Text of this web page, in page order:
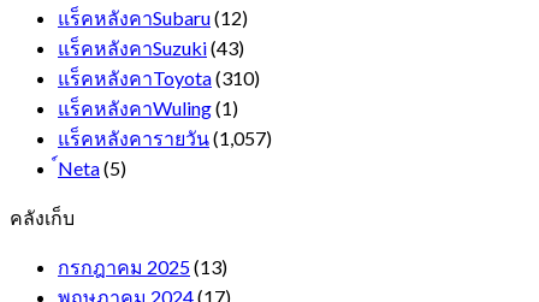
แร็คหลังคาSubaru(12)
แร็คหลังคาSuzuki(43)
แร็คหลังคาToyota(310)
แร็คหลังคาWuling(1)
แร็คหลังคารายวัน(1,057)
์Neta(5)
คลังเก็บ
กรกฎาคม 2025(13)
พฤษภาคม 2024(17)